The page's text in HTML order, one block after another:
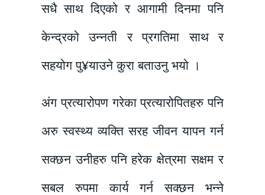
सधै साथ दिएको र आगामी दिनमा पनि
केन्द्रको उन्नती र प्रगतिमा साथ र
सहयोग पु¥याउने कुरा बताउनु भयो ।
अंग प्रत्यारोपण गरेका प्रत्यारोपितहरु पनि
अरु स्वस्थ्य व्यक्ति सरह जीवन यापन गर्न
सक्छन उनीहरु पनि हरेक क्षेत्रमा सक्षम र
सबल रुपमा कार्य गर्न सक्छन भन्ने